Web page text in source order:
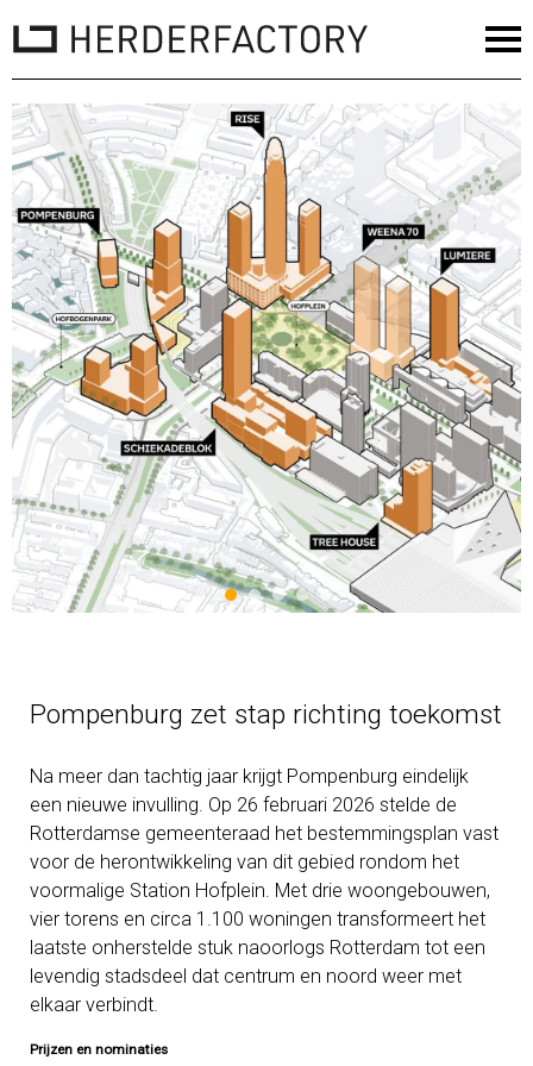
Pompenburg zet stap richting toekomst
Na meer dan tachtig jaar krijgt Pompenburg eindelijk
een nieuwe invulling. Op 26 februari 2026 stelde de
Rotterdamse gemeenteraad het bestemmingsplan vast
voor de herontwikkeling van dit gebied rondom het
voormalige Station Hofplein. Met drie woongebouwen,
vier torens en circa 1.100 woningen transformeert het
laatste onherstelde stuk naoorlogs Rotterdam tot een
levendig stadsdeel dat centrum en noord weer met
elkaar verbindt.
Prijzen en nominaties